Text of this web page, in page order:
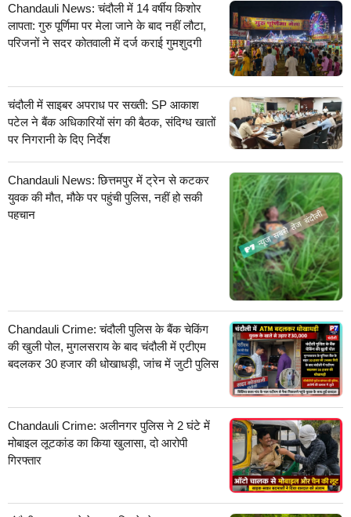
Chandauli News: चंदौली में 14 वर्षीय किशोर
लापता: गुरु पूर्णिमा पर मेला जाने के बाद नहीं लौटा,
परिजनों ने सदर कोतवाली में दर्ज कराई गुमशुदगी
चंदौली में साइबर अपराध पर सख्ती: SP आकाश
पटेल ने बैंक अधिकारियों संग की बैठक, संदिग्ध खातों
पर निगरानी के दिए निर्देश
Chandauli News: छित्तमपुर में ट्रेन से कटकर
युवक की मौत, मौके पर पहुंची पुलिस, नहीं हो सकी
पहचान
Chandauli Crime: चंदौली पुलिस के बैंक चेकिंग
की खुली पोल, मुगलसराय के बाद चंदौली में एटीएम
बदलकर 30 हजार की धोखाधड़ी, जांच में जुटी पुलिस
Chandauli Crime: अलीनगर पुलिस ने 2 घंटे में
मोबाइल लूटकांड का किया खुलासा, दो आरोपी
गिरफ्तार